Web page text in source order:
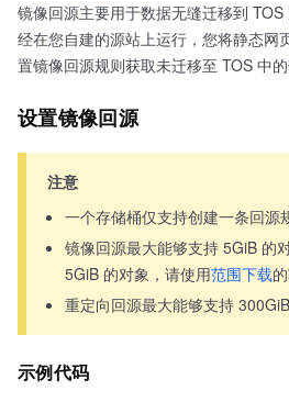
镜像回源主要用于数据无缝迁移到
经在您自建的源站上运行，您将静态网
置镜像回源规则获取未迁移至 TOS 中的
设置镜像回源
注意
一个存储桶仅支持创建一条回源
镜像回源最大能够支持 5GiB 的
5GiB 的对象，请使用范围下载
重定向回源最大能够支持 300GiB
示例代码